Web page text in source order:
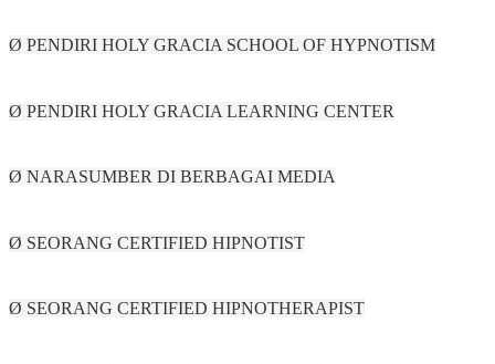
Ø PENDIRI HOLY GRACIA SCHOOL OF HYPNOTISM
Ø PENDIRI HOLY GRACIA LEARNING CENTER
Ø NARASUMBER DI BERBAGAI MEDIA
Ø SEORANG CERTIFIED HIPNOTIST
Ø SEORANG CERTIFIED HIPNOTHERAPIST